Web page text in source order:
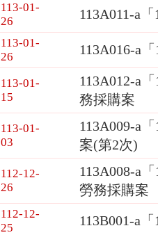
113-01-
26
113A011-a
113-01-
26
113A016-a
113-01-
15
113A012-a
務採購案
113-01-
03
113A009-a
案(第2次)
112-12-
26
113A008-a
勞務採購案
112-12-
25
113B001-a